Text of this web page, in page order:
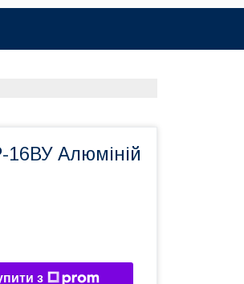
16ВУ Алюміній
з